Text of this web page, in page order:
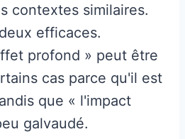
contextes similaires.
efficaces.
profond » peut être
cas parce qu'il est
que « l'impact
galvaudé.